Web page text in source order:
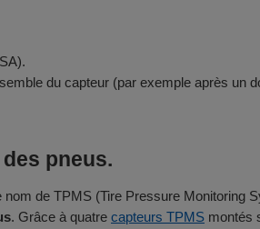
du capteur (par exemple après un
pneus.
de TPMS (Tire Pressure Monitoring
. Grâce à quatre capteurs TPMS montés